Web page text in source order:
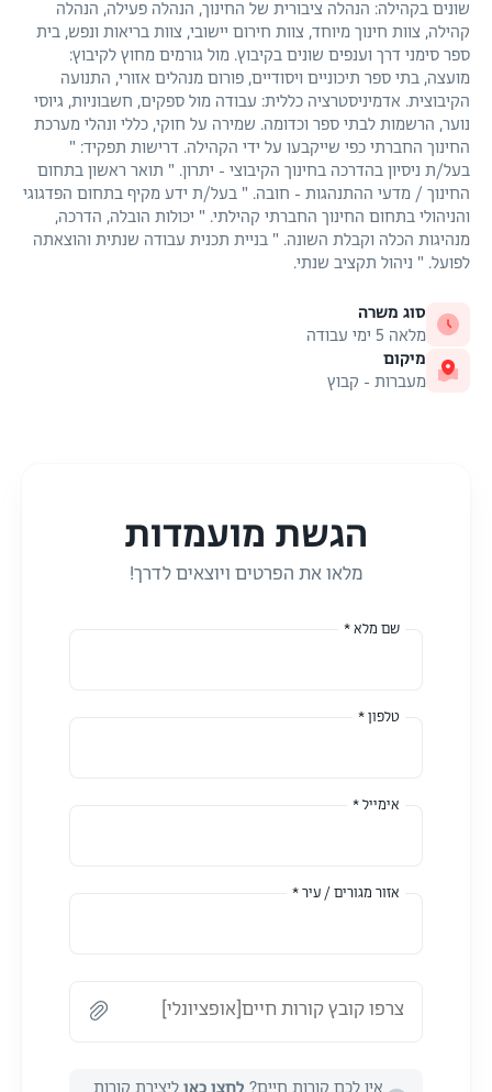
שונים בקהילה: הנהלה ציבורית של החינוך, הנהלה פעילה, הנהלה
קהילה, צוות חינוך מיוחד, צוות חירום יישובי, צוות בריאות ונפש, בית
ספר סימני דרך וענפים שונים בקיבוץ. מול גורמים מחוץ לקיבוץ:
מועצה, בתי ספר תיכוניים ויסודיים, פורום מנהלים אזורי, התנועה
הקיבוצית. אדמיניסטרציה כללית: עבודה מול ספקים, חשבוניות, גיוסי
נוער, הרשמות לבתי ספר וכדומה. שמירה על חוקי, כללי ונהלי מערכת
החינוך החברתי כפי שייקבעו על ידי הקהילה. דרישות תפקיד: "
בעל/ת ניסיון בהדרכה בחינוך הקיבוצי - יתרון. " תואר ראשון בתחום
החינוך / מדעי ההתנהגות - חובה. " בעל/ת ידע מקיף בתחום הפדגוגי
והניהולי בתחום החינוך החברתי קהילתי. " יכולות הובלה, הדרכה,
מנהיגות הכלה וקבלת השונה. " בניית תכנית עבודה שנתית והוצאתה
לפועל. " ניהול תקציב שנתי.
סוג משרה
מלאה 5 ימי עבודה
מיקום
מעברות - קבוץ
הגשת מועמדות
מלאו את הפרטים ויוצאים לדרך!
שם מלא *
טלפון *
אימייל *
אזור מגורים / עיר *
צרפו קובץ קורות חיים[אופציונלי]
אין לכם קורות חיים? לחצו כאן ליצירת קורות